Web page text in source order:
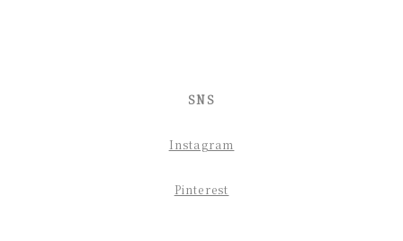
SNS
Instagram
Pinterest